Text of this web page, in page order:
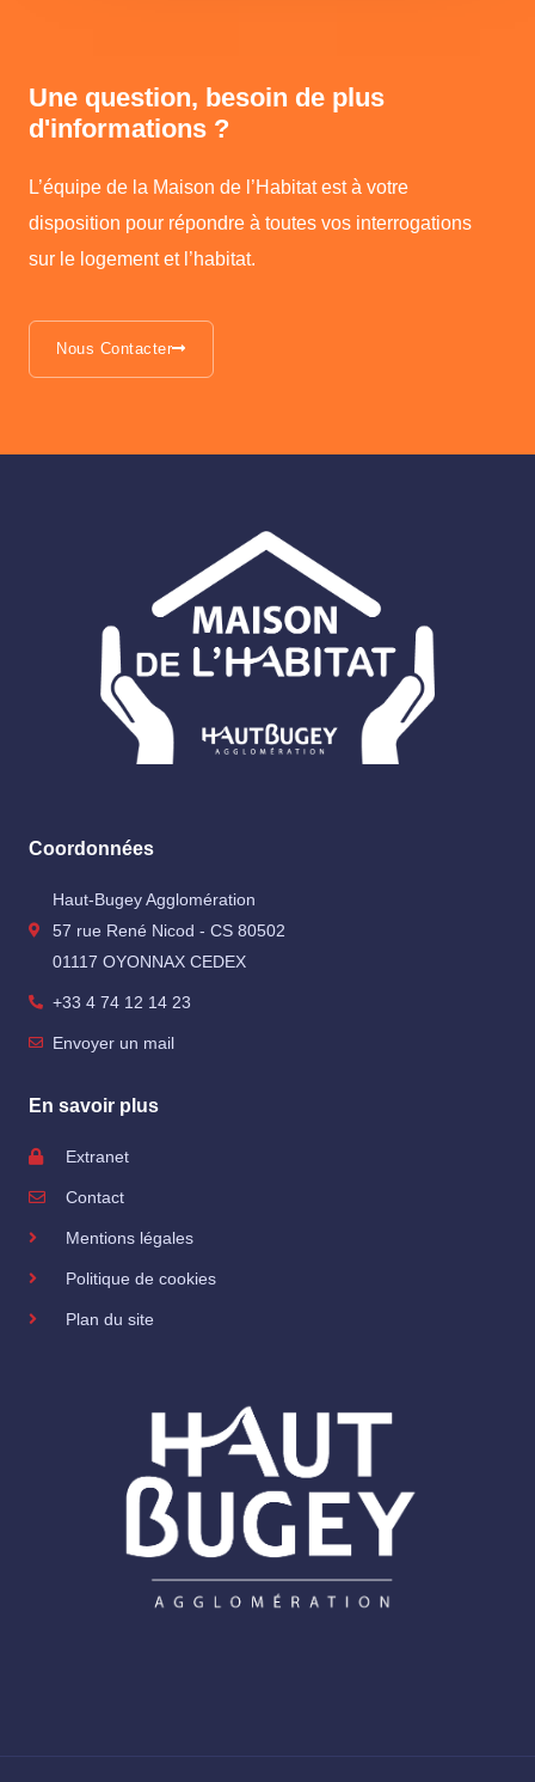
Une question, besoin de plus
d'informations ?
L’équipe de la Maison de l’Habitat est à votre
disposition pour répondre à toutes vos interrogations
sur le logement et l’habitat.
Nous Contacter
Coordonnées
Haut-Bugey Agglomération
57 rue René Nicod - CS 80502
01117 OYONNAX CEDEX
+33 4 74 12 14 23
Envoyer un mail
En savoir plus
Extranet
Contact
Mentions légales
Politique de cookies
Plan du site